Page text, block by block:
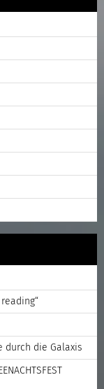
durch die Galaxis